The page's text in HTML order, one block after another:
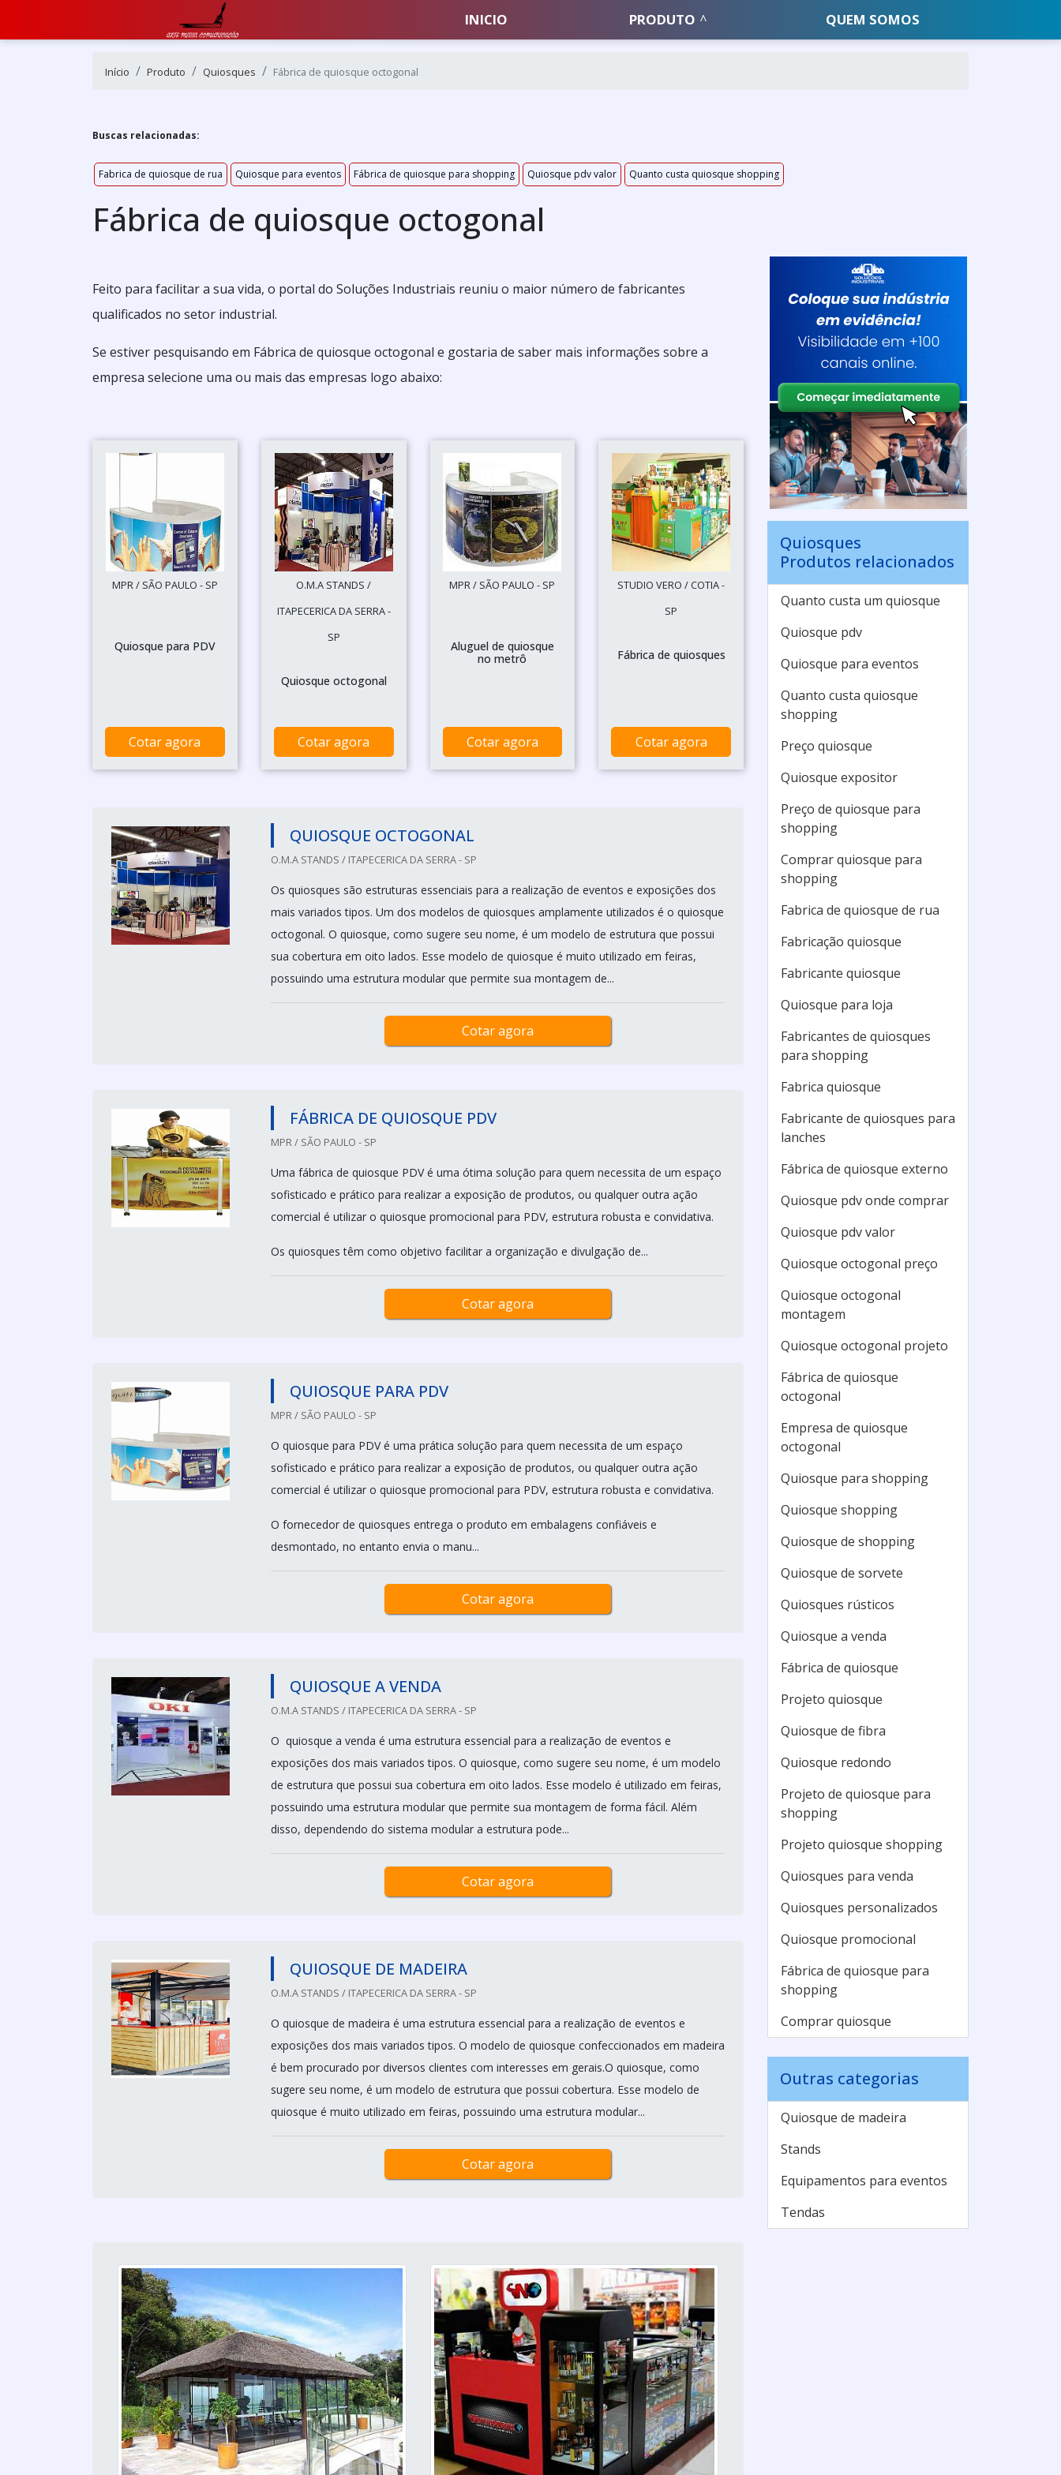
INICIO PRODUTO QUEM SOMOS
Início Produto Quiosques Fábrica de quiosque octogonal
Buscas relacionadas:
Fabrica de quiosque de rua Quiosque para eventos Fábrica de quiosque para shopping Quiosque pdv valor Quanto custa quiosque shopping
Fábrica de quiosque octogonal
Feito para facilitar a sua vida, o portal do Soluções Industriais reuniu o maior número de fabricantes
qualificados no setor industrial.
Se estiver pesquisando em Fábrica de quiosque octogonal e gostaria de saber mais informações sobre a
empresa selecione uma ou mais das empresas logo abaixo:
MPR / SÃO PAULO - SP
Quiosque para PDV
Cotar agora
O.M.A STANDS /
ITAPECERICA DA SERRA -
SP
Quiosque octogonal
Cotar agora
MPR / SÃO PAULO - SP
Aluguel de quiosque
no metrô
Cotar agora
STUDIO VERO / COTIA -
SP
Fábrica de quiosques
Cotar agora
QUIOSQUE OCTOGONAL
O.M.A STANDS / ITAPECERICA DA SERRA - SP
Os quiosques são estruturas essenciais para a realização de eventos e exposições dos
mais variados tipos. Um dos modelos de quiosques amplamente utilizados é o quiosque
octogonal. O quiosque, como sugere seu nome, é um modelo de estrutura que possui
sua cobertura em oito lados. Esse modelo de quiosque é muito utilizado em feiras,
possuindo uma estrutura modular que permite sua montagem de...
Cotar agora
FÁBRICA DE QUIOSQUE PDV
MPR / SÃO PAULO - SP
Uma fábrica de quiosque PDV é uma ótima solução para quem necessita de um espaço
sofisticado e prático para realizar a exposição de produtos, ou qualquer outra ação
comercial é utilizar o quiosque promocional para PDV, estrutura robusta e convidativa.
Os quiosques têm como objetivo facilitar a organização e divulgação de...
Cotar agora
QUIOSQUE PARA PDV
MPR / SÃO PAULO - SP
O quiosque para PDV é uma prática solução para quem necessita de um espaço
sofisticado e prático para realizar a exposição de produtos, ou qualquer outra ação
comercial é utilizar o quiosque promocional para PDV, estrutura robusta e convidativa.
O fornecedor de quiosques entrega o produto em embalagens confiáveis e
desmontado, no entanto envia o manu...
Cotar agora
QUIOSQUE A VENDA
O.M.A STANDS / ITAPECERICA DA SERRA - SP
O quiosque a venda é uma estrutura essencial para a realização de eventos e
exposições dos mais variados tipos. O quiosque, como sugere seu nome, é um modelo
de estrutura que possui sua cobertura em oito lados. Esse modelo é utilizado em feiras,
possuindo uma estrutura modular que permite sua montagem de forma fácil. Além
disso, dependendo do sistema modular a estrutura pode...
Cotar agora
QUIOSQUE DE MADEIRA
O.M.A STANDS / ITAPECERICA DA SERRA - SP
O quiosque de madeira é uma estrutura essencial para a realização de eventos e
exposições dos mais variados tipos. O modelo de quiosque confeccionados em madeira
é bem procurado por diversos clientes com interesses em gerais.O quiosque, como
sugere seu nome, é um modelo de estrutura que possui cobertura. Esse modelo de
quiosque é muito utilizado em feiras, possuindo uma estrutura modular...
Cotar agora
Quiosques
Produtos relacionados
Quanto custa um quiosque
Quiosque pdv
Quiosque para eventos
Quanto custa quiosque
shopping
Preço quiosque
Quiosque expositor
Preço de quiosque para
shopping
Comprar quiosque para
shopping
Fabrica de quiosque de rua
Fabricação quiosque
Fabricante quiosque
Quiosque para loja
Fabricantes de quiosques
para shopping
Fabrica quiosque
Fabricante de quiosques para
lanches
Fábrica de quiosque externo
Quiosque pdv onde comprar
Quiosque pdv valor
Quiosque octogonal preço
Quiosque octogonal
montagem
Quiosque octogonal projeto
Fábrica de quiosque
octogonal
Empresa de quiosque
octogonal
Quiosque para shopping
Quiosque shopping
Quiosque de shopping
Quiosque de sorvete
Quiosques rústicos
Quiosque a venda
Fábrica de quiosque
Projeto quiosque
Quiosque de fibra
Quiosque redondo
Projeto de quiosque para
shopping
Projeto quiosque shopping
Quiosques para venda
Quiosques personalizados
Quiosque promocional
Fábrica de quiosque para
shopping
Comprar quiosque
Outras categorias
Quiosque de madeira
Stands
Equipamentos para eventos
Tendas